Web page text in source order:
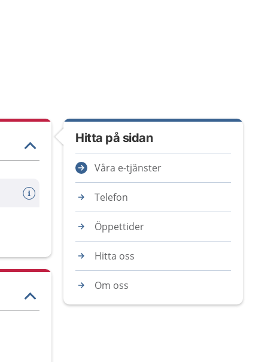
Hitta på sidan
Våra e-tjänster
Telefon
Öppettider
Hitta oss
Om oss